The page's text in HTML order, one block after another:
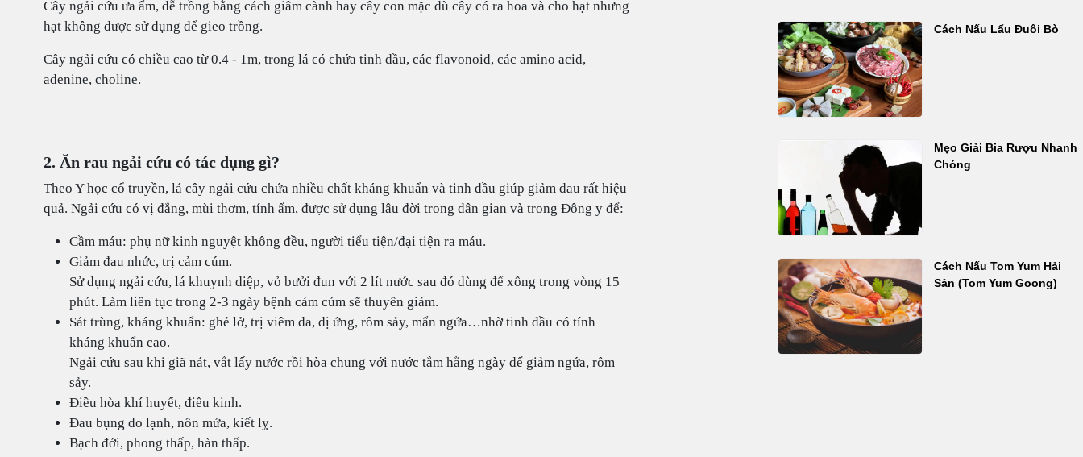
Cây ngải cứu ưa ẩm, dễ trồng bằng cách giâm cành hay cây con mặc dù cây có ra hoa và cho hạt nhưng
hạt không được sử dụng để gieo trồng.
Cây ngải cứu có chiều cao từ 0.4 - 1m, trong lá có chứa tinh dầu, các flavonoid, các amino acid,
adenine, choline.
2. Ăn rau ngải cứu có tác dụng gì?
Theo Y học cổ truyền, lá cây ngải cứu chứa nhiều chất kháng khuẩn và tinh dầu giúp giảm đau rất hiệu
quả. Ngải cứu có vị đắng, mùi thơm, tính ấm, được sử dụng lâu đời trong dân gian và trong Đông y để:
Cầm máu: phụ nữ kinh nguyệt không đều, người tiểu tiện/đại tiện ra máu.
Giảm đau nhức, trị cảm cúm.
Sử dụng ngải cứu, lá khuynh diệp, vỏ bưởi đun với 2 lít nước sau đó dùng để xông trong vòng 15
phút. Làm liên tục trong 2-3 ngày bệnh cảm cúm sẽ thuyên giảm.
Sát trùng, kháng khuẩn: ghẻ lở, trị viêm da, dị ứng, rôm sảy, mẩn ngứa…nhờ tinh dầu có tính
kháng khuẩn cao.
Ngải cứu sau khi giã nát, vắt lấy nước rồi hòa chung với nước tắm hằng ngày để giảm ngứa, rôm
sảy.
Điều hòa khí huyết, điều kinh.
Đau bụng do lạnh, nôn mửa, kiết lỵ.
Bạch đới, phong thấp, hàn thấp.
Cách Nấu Lẩu Đuôi Bò
Mẹo Giải Bia Rượu Nhanh
Chóng
Cách Nấu Tom Yum Hải
Sản (Tom Yum Goong)